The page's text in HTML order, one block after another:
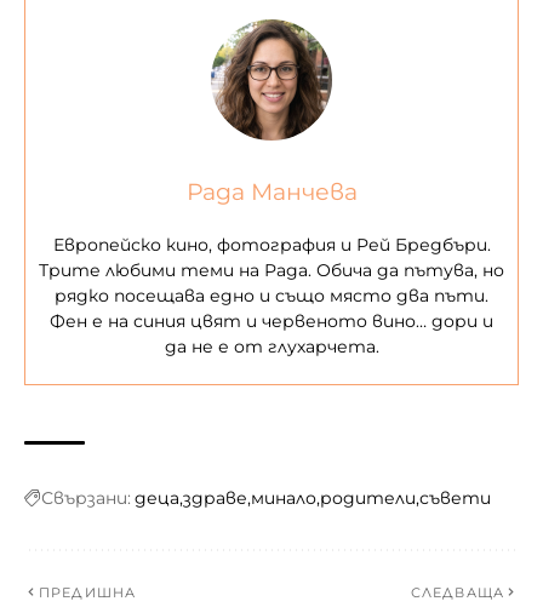
Рада Манчева
Европейско кино, фотография и Рей Бредбъри.
Трите любими теми на Рада. Обича да пътува, но
рядко посещава едно и също място два пъти.
Фен е на синия цвят и червеното вино… дори и
да не е от глухарчета.
Свързани: деца здраве минало родители съвети
ПРЕДИШНА СЛЕДВАЩА